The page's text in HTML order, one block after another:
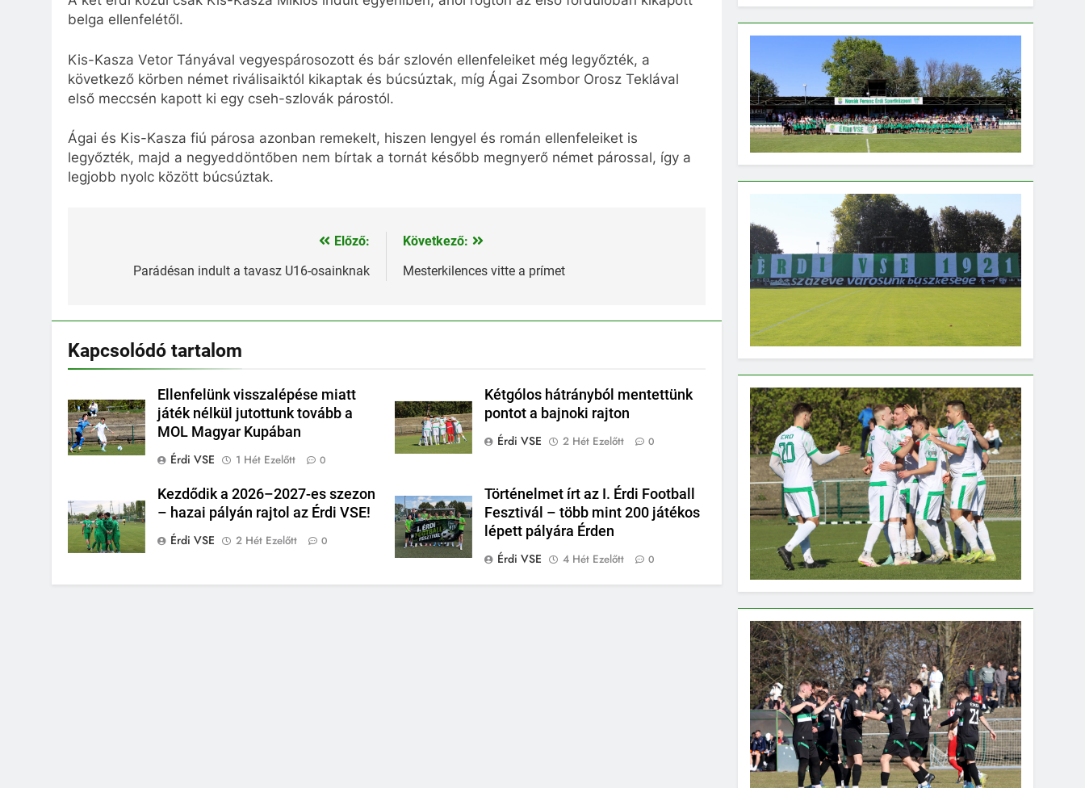
belga ellenfelétől.
Kis-Kasza Vetor Tányával vegyespárosozott és bár szlovén ellenfeleiket még legyőzték, a
következő körben német riválisaiktól kikaptak és búcsúztak, míg Ágai Zsombor Orosz Teklával
első meccsén kapott ki egy cseh-szlovák párostól.
Ágai és Kis-Kasza fiú párosa azonban remekelt, hiszen lengyel és román ellenfeleiket is
legyőzték, majd a negyeddöntőben nem bírtak a tornát később megnyerő német párossal, így a
legjobb nyolc között búcsúztak.
navigáció
Előző:
Parádésan indult a tavasz U16-osainknak
Következő:
Mesterkilences vitte a prímet
Kapcsolódó tartalom
Ellenfelünk visszalépése miatt
játék nélkül jutottunk tovább a
MOL Magyar Kupában
Érdi VSE
1 Hét Ezelőtt 0
Kétgólos hátrányból mentettünk
pontot a bajnoki rajton
Érdi VSE
2 Hét Ezelőtt 0
Kezdődik a 2026–2027-es szezon
– hazai pályán rajtol az Érdi VSE!
Érdi VSE
2 Hét Ezelőtt 0
Történelmet írt az I. Érdi Football
Fesztivál – több mint 200 játékos
lépett pályára Érden
Érdi VSE
4 Hét Ezelőtt 0